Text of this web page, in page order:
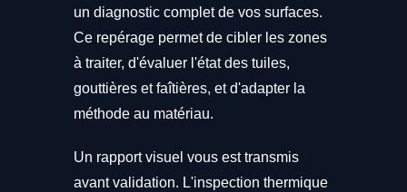
un diagnostic complet de vos surfaces.
Ce repérage permet de cibler les zones
à traiter, d'évaluer l'état des tuiles,
gouttières et faîtières, et d'adapter la
méthode au matériau.
Un rapport visuel vous est transmis
avant validation. L'inspection thermique